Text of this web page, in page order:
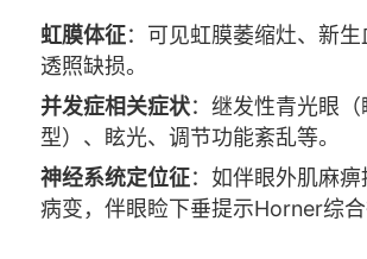
虹膜体征：可见虹膜萎缩灶、新
透照缺损。
并发症相关症状：继发性青光眼（
型）、眩光、调节功能紊乱等。
神经系统定位征：如伴眼外肌麻
病变，伴眼睑下垂提示Horner综合